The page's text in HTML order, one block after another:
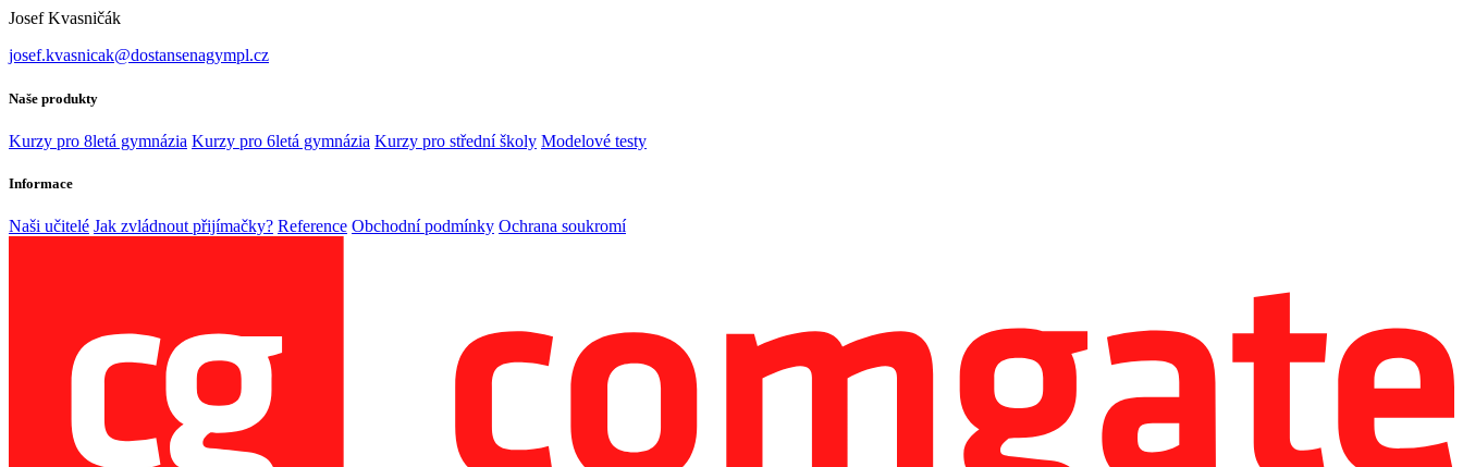
Josef Kvasničák
josef.kvasnicak@dostansenagympl.cz
Naše produkty
Kurzy pro 8letá gymnázia Kurzy pro 6letá gymnázia Kurzy pro střední školy Modelové testy
Informace
Naši učitelé Jak zvládnout přijímačky? Reference Obchodní podmínky Ochrana soukromí